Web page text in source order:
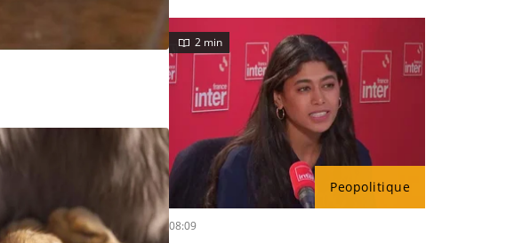
Peopolitique
2 min
08:09